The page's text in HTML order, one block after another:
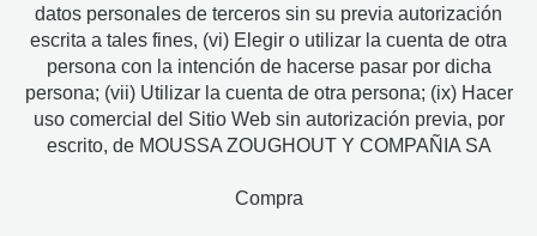
datos personales de terceros sin su previa autorización
escrita a tales fines, (vi) Elegir o utilizar la cuenta de otra
persona con la intención de hacerse pasar por dicha
persona; (vii) Utilizar la cuenta de otra persona; (ix) Hacer
uso comercial del Sitio Web sin autorización previa, por
escrito, de MOUSSA ZOUGHOUT Y COMPAÑIA SA
Compra